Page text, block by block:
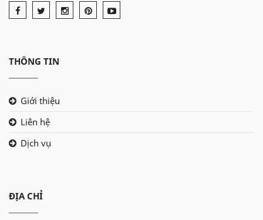
THÔNG TIN
Giới thiệu
Liên hệ
Dịch vụ
ĐỊA CHỈ